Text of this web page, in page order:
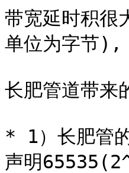
带宽延时积
单位为字节),
长肥管道带来
* 1）长肥管
声明